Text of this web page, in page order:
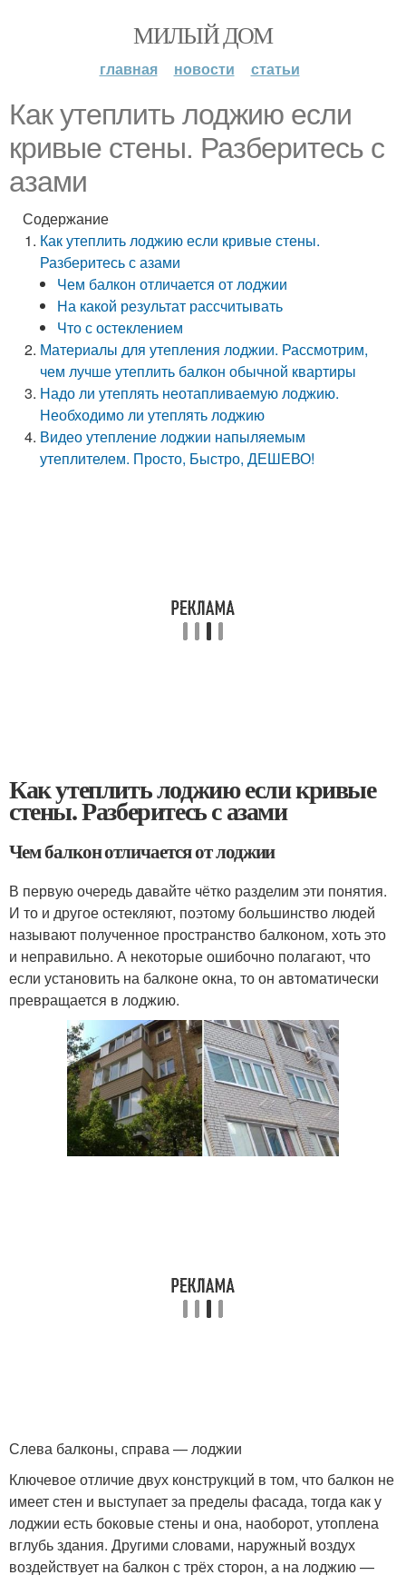
МИЛЫЙ ДОМ
главная новости статьи
Как утеплить лоджию если
кривые стены. Разберитесь с
азами
Содержание
Как утеплить лоджию если кривые стены.
Разберитесь с азами
Чем балкон отличается от лоджии
На какой результат рассчитывать
Что с остеклением
Материалы для утепления лоджии. Рассмотрим,
чем лучше утеплить балкон обычной квартиры
Надо ли утеплять неотапливаемую лоджию.
Необходимо ли утеплять лоджию
Видео утепление лоджии напыляемым
утеплителем. Просто, Быстро, ДЕШЕВО!
Как утеплить лоджию если кривые
стены. Разберитесь с азами
Чем балкон отличается от лоджии
В первую очередь давайте чётко разделим эти понятия.
И то и другое остекляют, поэтому большинство людей
называют полученное пространство балконом, хоть это
и неправильно. А некоторые ошибочно полагают, что
если установить на балконе окна, то он автоматически
превращается в лоджию.
Слева балконы, справа — лоджии
Ключевое отличие двух конструкций в том, что балкон не
имеет стен и выступает за пределы фасада, тогда как у
лоджии есть боковые стены и она, наоборот, утоплена
вглубь здания. Другими словами, наружный воздух
воздействует на балкон с трёх сторон, а на лоджию —